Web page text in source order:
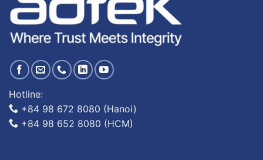
Hotline:
+84 98 672 8080 (Hanoi)
+84 98 652 8080 (HCM)